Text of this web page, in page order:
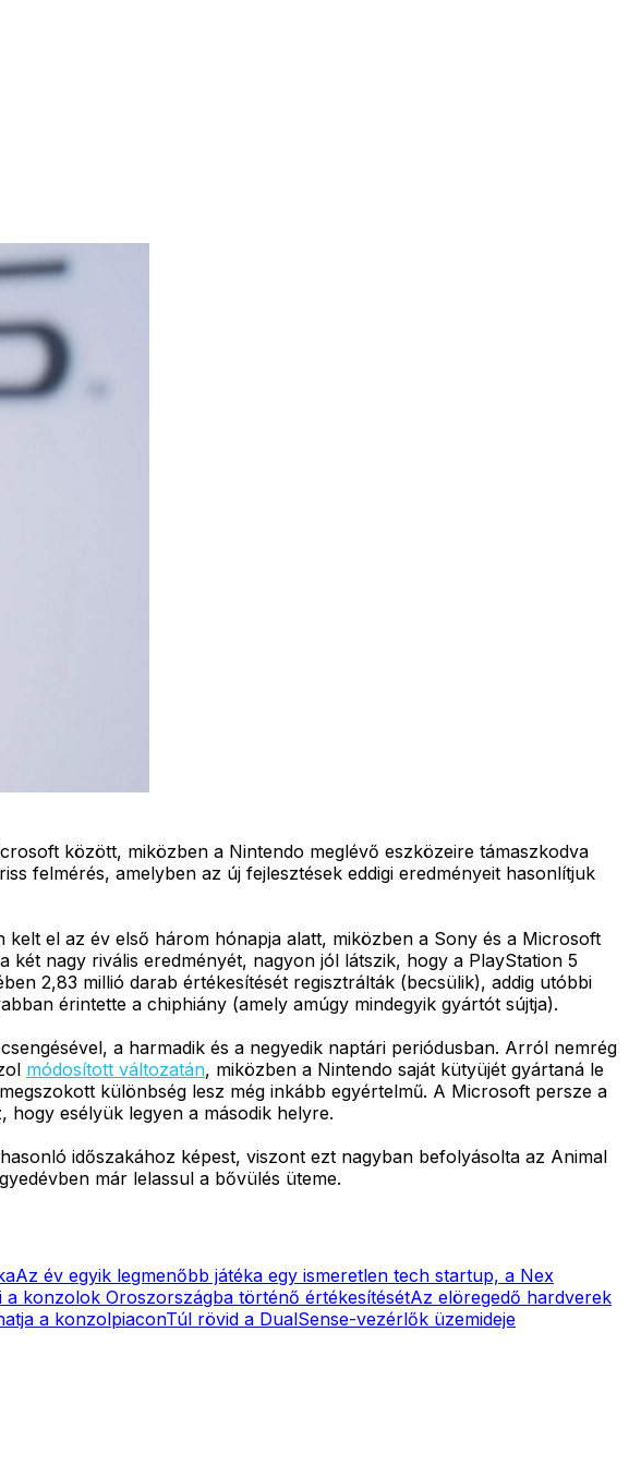
között, miközben a Nintendo meglévő eszközeire támaszkodva
felmérés, amelyben az új fejlesztések eddigi eredményeit hasonlítjuk
el az év első három hónapja alatt, miközben a Sony és a Microsoft
nagy rivális eredményét, nagyon jól látszik, hogy a PlayStation 5
2,83 millió darab értékesítését regisztrálták (becsülik), addig utóbbi
érintette a chiphiány (amely amúgy mindegyik gyártót sújtja).
a harmadik és a negyedik naptári periódusban. Arról nemrég
módosított változatán, miközben a Nintendo saját kütyüjét gyártaná le
különbség lesz még inkább egyértelmű. A Microsoft persze a
esélyük legyen a második helyre.
időszakához képest, viszont ezt nagyban befolyásolta az Animal
már lelassul a bővülés üteme.
Az év egyik legmenőbb játéka egy ismeretlen tech startup, a Nex
a konzolok Oroszországba történő értékesítésétAz elöregedő hardverek
a konzolpiaconTúl rövid a DualSense-vezérlők üzemideje